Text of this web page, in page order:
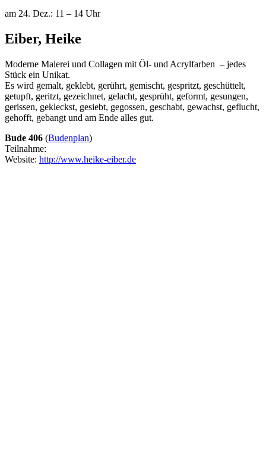
am 24. Dez.: 11 – 14 Uhr
Eiber, Heike
Moderne Malerei und Collagen mit Öl- und Acrylfarben – jedes
Stück ein Unikat.
Es wird gemalt, geklebt, gerührt, gemischt, gespritzt, geschüttelt,
getupft, geritzt, gezeichnet, gelacht, gesprüht, geformt, gesungen,
gerissen, gekleckst, gesiebt, gegossen, geschabt, gewachst, geflucht,
gehofft, gebangt und am Ende alles gut.
Bude 406 (Budenplan)
Teilnahme:
Website: http://www.heike-eiber.de